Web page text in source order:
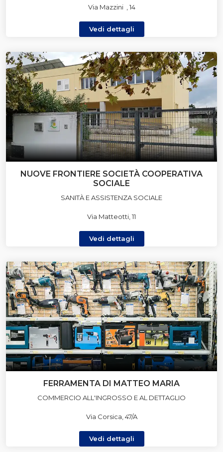
Via Mazzini , 14
Vedi dettagli
NUOVE FRONTIERE SOCIETÀ COOPERATIVA
SOCIALE
SANITÀ E ASSISTENZA SOCIALE
Via Matteotti, 11
Vedi dettagli
FERRAMENTA DI MATTEO MARIA
COMMERCIO ALL'INGROSSO E AL DETTAGLIO
Via Corsica, 47/A
Vedi dettagli